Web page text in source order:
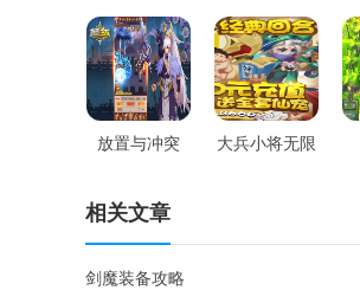
放置与冲突 大兵小将无限
相关文章
剑魔装备攻略